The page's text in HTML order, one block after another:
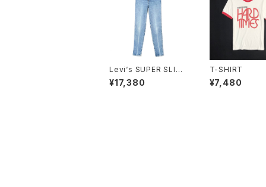
Levi‘s SUPER SLIM
JEANS
¥17,380
T-SHIRT
¥7,480